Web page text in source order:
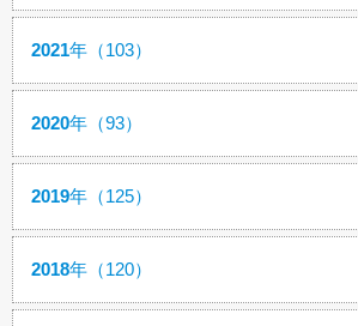
2021年（103）
2020年（93）
2019年（125）
2018年（120）